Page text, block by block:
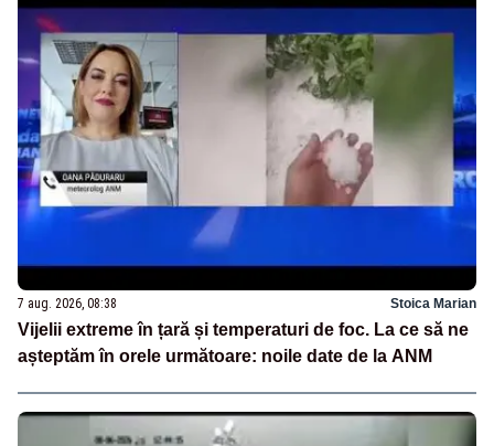
7 aug. 2026, 08:38 Stoica Marian
Vijelii extreme în țară și temperaturi de foc. La ce să ne
așteptăm în orele următoare: noile date de la ANM